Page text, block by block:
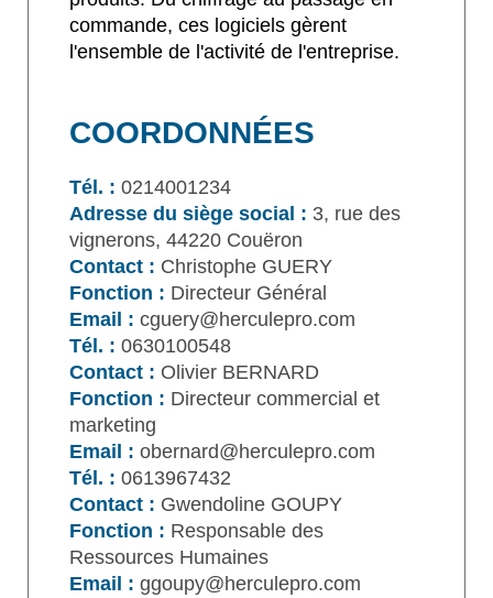
commande, ces logiciels gèrent
l'ensemble de l'activité de l'entreprise.
COORDONNÉES
Tél. : 0214001234
Adresse du siège social : 3, rue des
vignerons, 44220 Couëron
Contact : Christophe GUERY
Fonction : Directeur Général
Email : cguery@herculepro.com
Tél. : 0630100548
Contact : Olivier BERNARD
Fonction : Directeur commercial et
marketing
Email : obernard@herculepro.com
Tél. : 0613967432
Contact : Gwendoline GOUPY
Fonction : Responsable des
Ressources Humaines
Email : ggoupy@herculepro.com